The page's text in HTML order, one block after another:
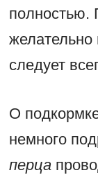
полностью.
желательно
следует
О
немного
перца